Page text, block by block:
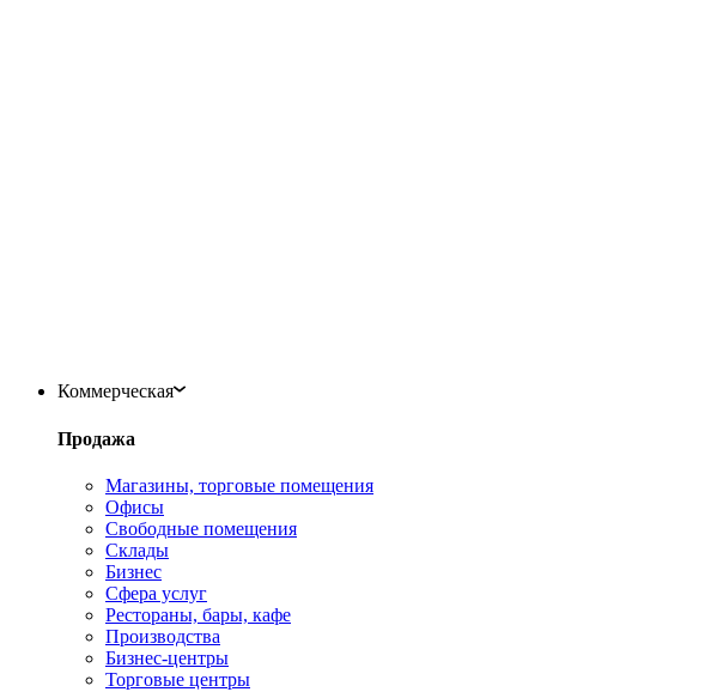
Коммерческая
Продажа
Магазины, торговые помещения
Офисы
Свободные помещения
Склады
Бизнес
Сфера услуг
Рестораны, бары, кафе
Производства
Бизнес-центры
Торговые центры